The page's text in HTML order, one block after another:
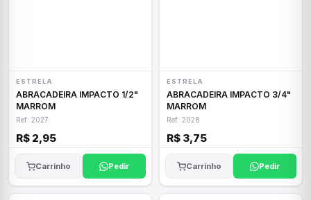
ESTRELA
ABRACADEIRA IMPACTO 1/2"
MARROM
Ref: 2027
R$ 2,95
Carrinho Pedir
ESTRELA
ABRACADEIRA IMPACTO 3/4"
MARROM
Ref: 2028
R$ 3,75
Carrinho Pedir